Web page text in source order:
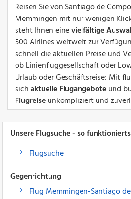
Reisen Sie von Santiago de
Memmingen mit nur wenigen
steht Ihnen einevielfältige
500 Airlines weltweit zur
schnell die aktuellen Preise und
ob Linienfluggesellschaft oder
Urlaub oder Geschäftsreise: Mit
sichaktuelle Flugangeboteund
Flugreiseunkompliziert und
Unsere Flugsuche - so
Flugsuche
Gegenrichtung
Flug Memmingen-Santiago